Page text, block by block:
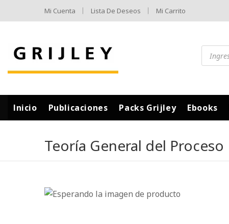
Mi Cuenta Lista De Deseos Mi Carrito
Inicio Publicaciones Packs Grijley Ebooks
Teoría General del Proceso